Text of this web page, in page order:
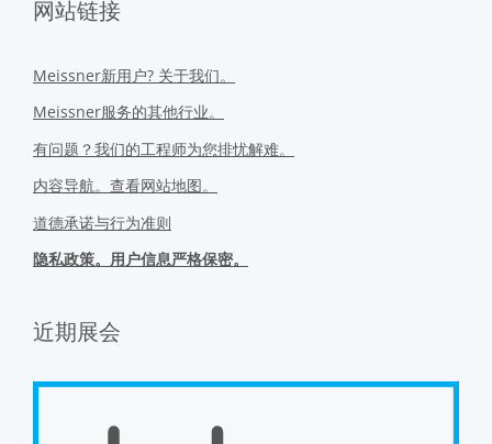
网站链接
Meissner新用户? 关于我们。
Meissner服务的其他行业。
有问题？我们的工程师为您排忧解难。
内容导航。查看网站地图。
道德承诺与行为准则
隐私政策。用户信息严格保密。
近期展会